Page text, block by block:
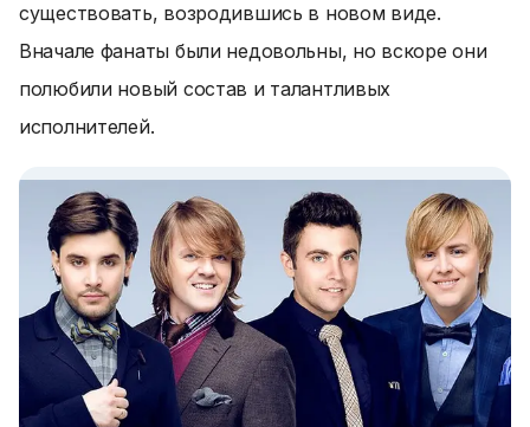
существовать, возродившись в новом виде.
Вначале фанаты были недовольны, но вскоре они
полюбили новый состав и талантливых
исполнителей.